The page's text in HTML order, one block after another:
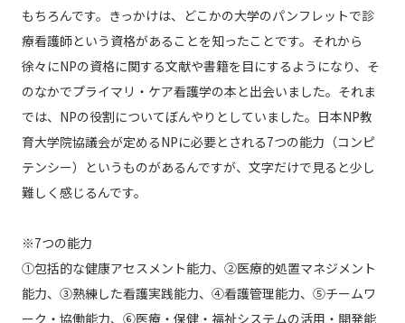
もちろんです。きっかけは、どこかの大学のパンフレットで診
療看護師という資格があることを知ったことです。それから
徐々にNPの資格に関する文献や書籍を目にするようになり、そ
のなかでプライマリ・ケア看護学の本と出会いました。それま
では、NPの役割についてぼんやりとしていました。日本NP教
育大学院協議会が定めるNPに必要とされる7つの能力（コンピ
テンシー）というものがあるんですが、文字だけで見ると少し
難しく感じるんです。
※7つの能力
①包括的な健康アセスメント能力、②医療的処置マネジメント
能力、③熟練した看護実践能力、④看護管理能力、⑤チームワ
ーク・協働能力、⑥医療・保健・福祉システムの活用・開発能